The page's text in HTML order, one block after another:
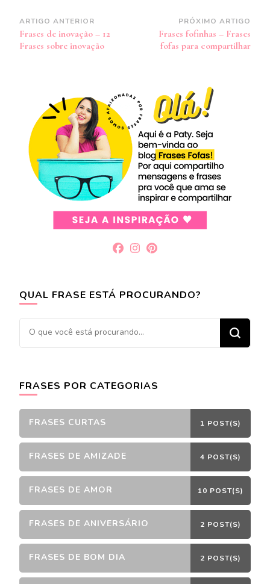
Navegação
de
ARTIGO ANTERIOR
Frases de inovação – 12
Frases sobre inovação
PRÓXIMO ARTIGO
Frases fofinhas – Frases
fofas para compartilhar
QUAL FRASE ESTÁ PROCURANDO?
Procurando
algo?
FRASES POR CATEGORIAS
FRASES CURTAS 1 POST(S)
FRASES DE AMIZADE 4 POST(S)
FRASES DE AMOR 10 POST(S)
FRASES DE ANIVERSÁRIO 2 POST(S)
FRASES DE BOM DIA 2 POST(S)